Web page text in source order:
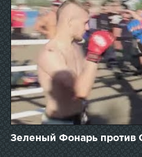
Зеленый Фонарь против